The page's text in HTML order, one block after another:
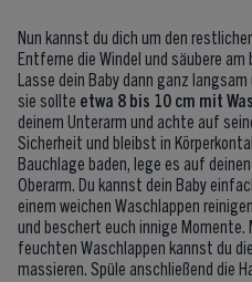
Nun kannst du dich um den
Entferne die Windel und säubere am
Lasse dein Baby dann ganz
sie sollte etwa 8 bis 10 cm mit
deinem Unterarm und achte auf
Sicherheit und bleibst in
Bauchlage baden, lege es auf
Oberarm. Du kannst dein Baby
einem weichen Waschlappen
und beschert euch innige Momente.
feuchten Waschlappen kannst du
massieren. Spüle anschließend die